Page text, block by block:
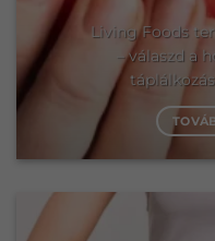
Living Foods
– válaszd a